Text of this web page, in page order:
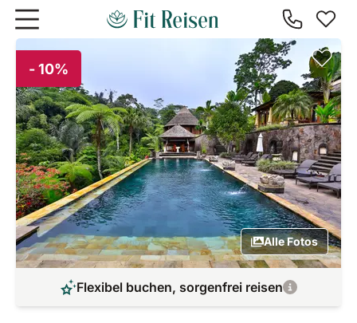
Zum Hauptinhalt springen
- 10%
Alle Fotos
Flexibel buchen, sorgenfrei reisen